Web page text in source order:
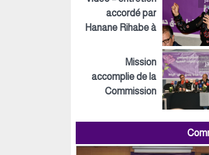
accordé par
Hanane Rihabe à
Mission
accomplie de la
Commission
au niveau
organisationnel